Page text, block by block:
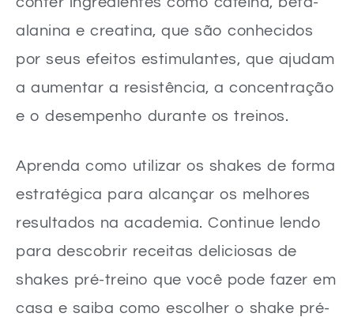
alanina e creatina, que são conhecidos
por seus efeitos estimulantes, que ajudam
a aumentar a resistência, a concentração
e o desempenho durante os treinos.
Aprenda como utilizar os shakes de forma
estratégica para alcançar os melhores
resultados na academia. Continue lendo
para descobrir receitas deliciosas de
shakes pré-treino que você pode fazer em
casa e saiba como escolher o shake pré-